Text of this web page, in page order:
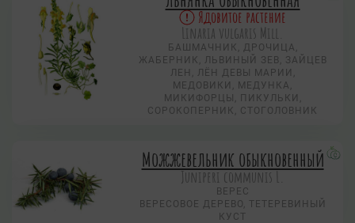
Ядовитое растение
Linaria vulgaris Mill.
БАШМАЧНИК, ДРОЧИЦА,
ЖАБЕРНИК, ЛЬВИНЫЙ ЗЕВ, ЗАЙЦЕВ
ЛЕН, ЛЁН ДЕВЫ МАРИИ,
МЕДОВИКИ, МЕДУНКА,
МИКИФОРЦЫ, ПИКУЛЬКИ,
СОРОКОПЕРНИК, СТОГОЛОВНИК
Можжевельник обыкновенный
Juniperi communis L.
ВЕРЕС
ВЕРЕСОВОЕ ДЕРЕВО, ТЕТЕРЕВИНЫЙ
КУСТ